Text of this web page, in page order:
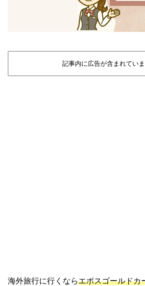
記事内に広告が含まれていま
海外旅行に行くならエポスゴールドカ